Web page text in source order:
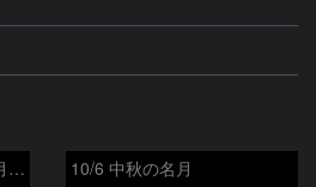
10/7未明 １０月の満月（月齢14.9） 10/6 中秋の名月